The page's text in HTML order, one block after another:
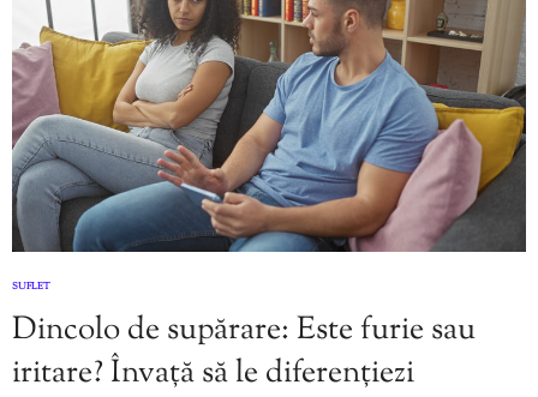
SUFLET
Dincolo de supărare: Este furie sau
iritare? Învață să le diferențiezi